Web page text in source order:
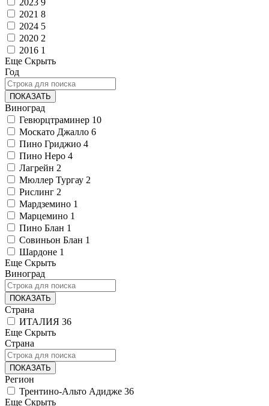
2021 8
2024 5
2020 2
2016 1
Еще Скрыть
Год
ПОКАЗАТЬ
Виноград
Гевюрцтраминер 10
Москато Джалло 6
Пино Гриджио 4
Пино Неро 4
Лагрейн 2
Мюллер Тургау 2
Рислинг 2
Мардземино 1
Марцемино 1
Пино Блан 1
Совиньон Блан 1
Шардоне 1
Еще Скрыть
Виноград
ПОКАЗАТЬ
Страна
ИТАЛИЯ 36
Еще Скрыть
Страна
ПОКАЗАТЬ
Регион
Трентино-Альто Адидже 36
Еще Скрыть